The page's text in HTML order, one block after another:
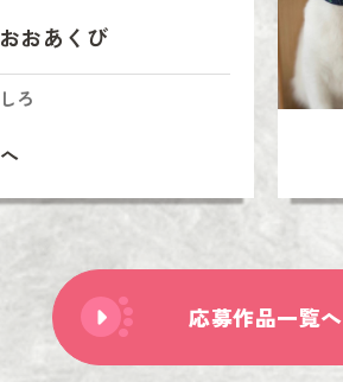
おおあくび
しろ
応募作品一覧へ